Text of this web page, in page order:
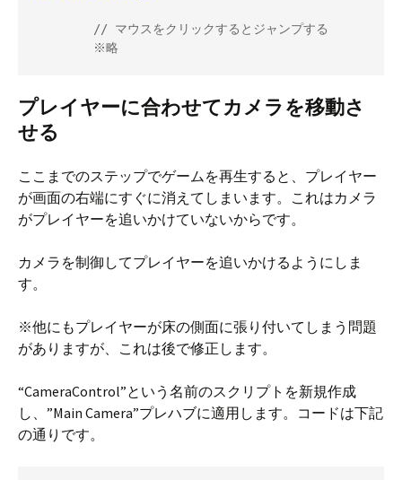
        ※略
プレイヤーに合わせてカメラを移動さ
せる
ここまでのステップでゲームを再生すると、プレイヤー
が画面の右端にすぐに消えてしまいます。これはカメラ
がプレイヤーを追いかけていないからです。
カメラを制御してプレイヤーを追いかけるようにしま
す。
※他にもプレイヤーが床の側面に張り付いてしまう問題
がありますが、これは後で修正します。
“CameraControl”という名前のスクリプトを新規作成
し、”Main Camera”プレハブに適用します。コードは下記
の通りです。